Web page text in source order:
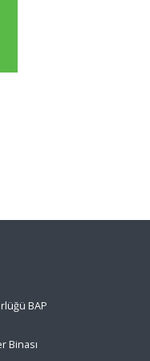
BAP
Binası